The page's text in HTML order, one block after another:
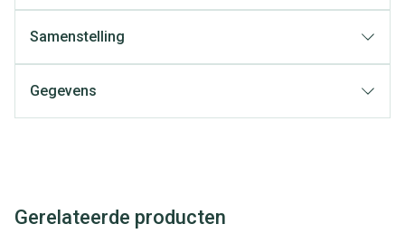
Samenstelling
Gegevens
Gerelateerde producten